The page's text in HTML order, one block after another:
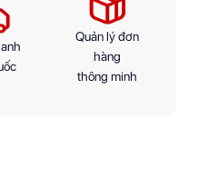
Quản lý đơn
hàng
thông minh